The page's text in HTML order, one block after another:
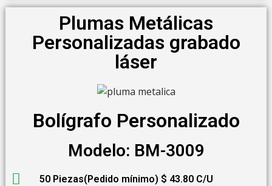
Plumas Metálicas
Personalizadas grabado
láser
Bolígrafo Personalizado
Modelo: BM-3009
50 Piezas(Pedido mínimo) $ 43.80 C/U